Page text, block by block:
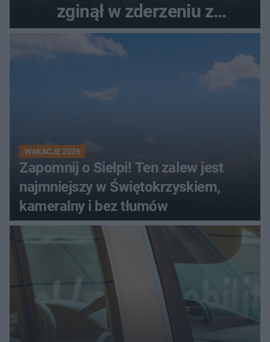
zginął w zderzeniu z
kombajnem
WAKACJE 2026
Zapomnij o Sielpi! Ten zalew jest
najmniejszy w Świętokrzyskiem,
kameralny i bez tłumów